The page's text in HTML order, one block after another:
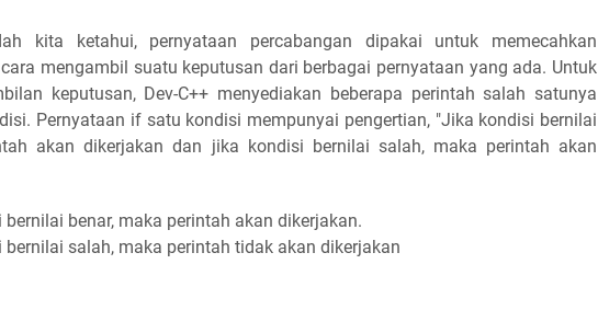
kita ketahui, pernyataan percabangan dipakai untuk memecahkan
mengambil suatu keputusan dari berbagai pernyataan yang ada. Untuk
keputusan, Dev-C++ menyediakan beberapa perintah salah satunya
Pernyataan if satu kondisi mempunyai pengertian, "Jika kondisi bernilai
akan dikerjakan dan jika kondisi bernilai salah, maka perintah akan
benar, maka perintah akan dikerjakan.
salah, maka perintah tidak akan dikerjakan